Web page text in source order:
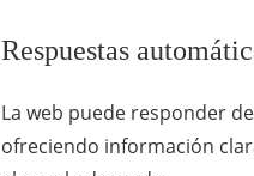
Respuestas
La web puede responder
ofreciendo información